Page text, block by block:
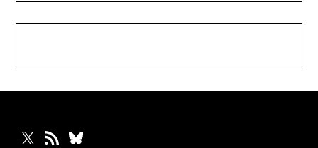
X RSS zdrojBluesky